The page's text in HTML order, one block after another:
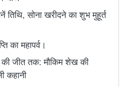
तिथि, सोना खरीदने का शुभ मुहूर्त
का महापर्व।
जीत तक: मौकिम शेख की
कहानी